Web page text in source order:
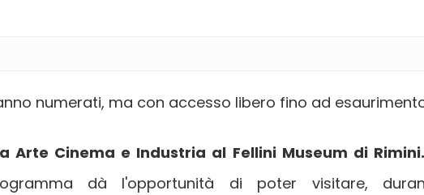
numerati, ma con accesso libero fino ad
Arte Cinema e Industria al Fellini Museum di Rimini.
dà l'opportunità di poter visitare,